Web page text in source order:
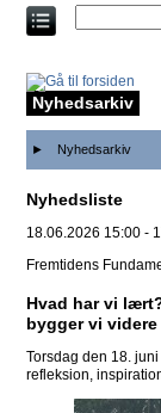
Direkte
til
Nyhedsarkiv
Nyhedsarkiv
Nyhedsliste
18.06.2026 15:00 -
Fremtidens
Hvad har vi
bygger vi videre
Torsdag den 18.
refleksion,